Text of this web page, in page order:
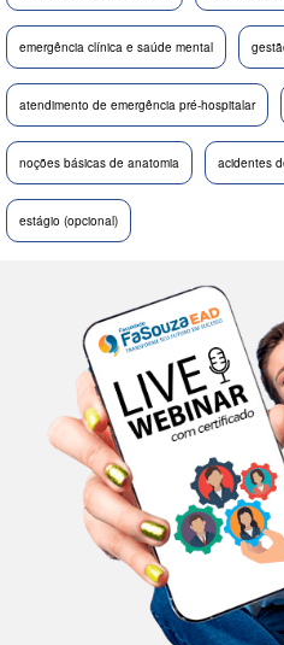
emergência clínica e saúde mental
atendimento de emergência pré-hospitalar
noções básicas de anatomia acidentes
estágio (opcional)